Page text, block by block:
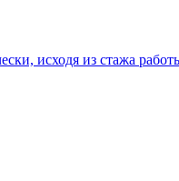
исходя из стажа